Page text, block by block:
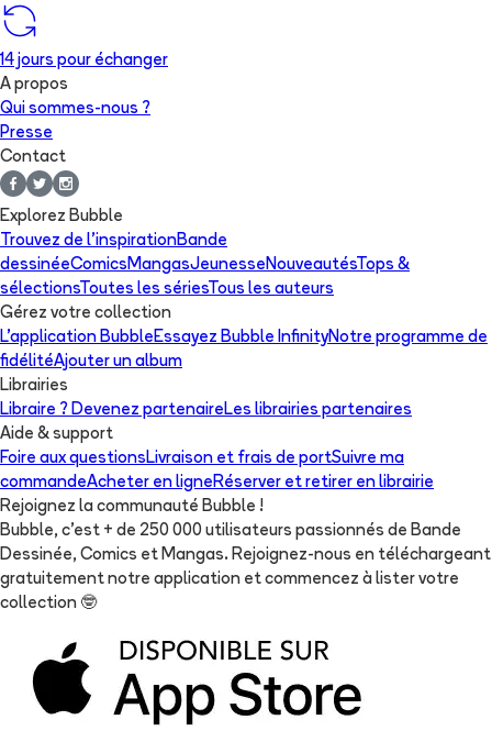
14 jours pour échanger
A propos
Qui sommes-nous ?
Presse
Contact
Explorez Bubble
Trouvez de l'inspirationBande
dessinéeComicsMangasJeunesseNouveautésTops &
sélectionsToutes les sériesTous les auteurs
Gérez votre collection
L'application BubbleEssayez Bubble InfinityNotre programme de
fidélitéAjouter un album
Librairies
Libraire ? Devenez partenaireLes librairies partenaires
Aide & support
Foire aux questionsLivraison et frais de portSuivre ma
commandeAcheter en ligneRéserver et retirer en librairie
Rejoignez la communauté Bubble !
Bubble, c'est + de 250 000 utilisateurs passionnés de Bande
Dessinée, Comics et Mangas. Rejoignez-nous en téléchargeant
gratuitement notre application et commencez à lister votre
collection 🤓